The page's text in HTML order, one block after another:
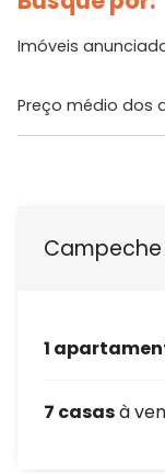
Imóveis
Preço médio dos
1
7 casasà